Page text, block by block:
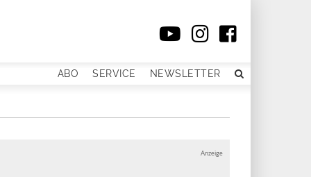
ABO SERVICE NEWSLETTER
Anzeige